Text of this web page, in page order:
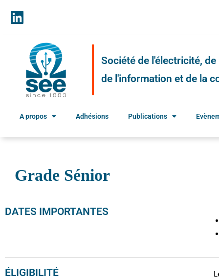
Société de l'électricité,
de l'information et de la
A propos Adhésions Publications
Grade Sénior
DATES IMPORTANTES
ÉLIGIBILITÉ